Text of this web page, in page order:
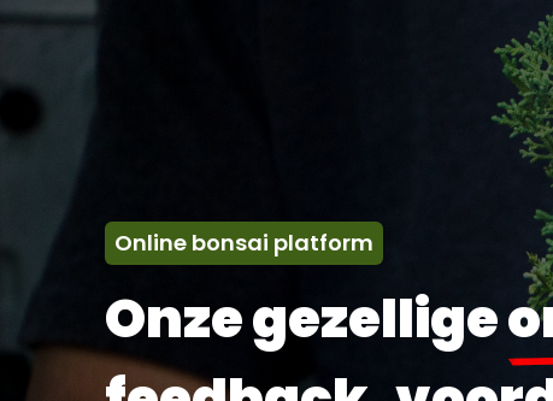
Online bonsai platform
Onze gezellige